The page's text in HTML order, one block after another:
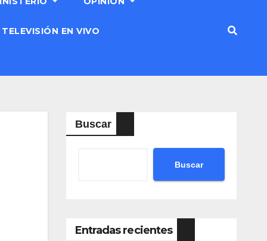
TELEVISIÓN EN VIVO
Buscar
Buscar
Entradas recientes